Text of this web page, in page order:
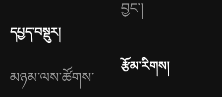
དཔྱད་བསྡུར།
མཉམ་ལས་ཚོགས་
བྱང༌།
རྩོམ་རིགས།